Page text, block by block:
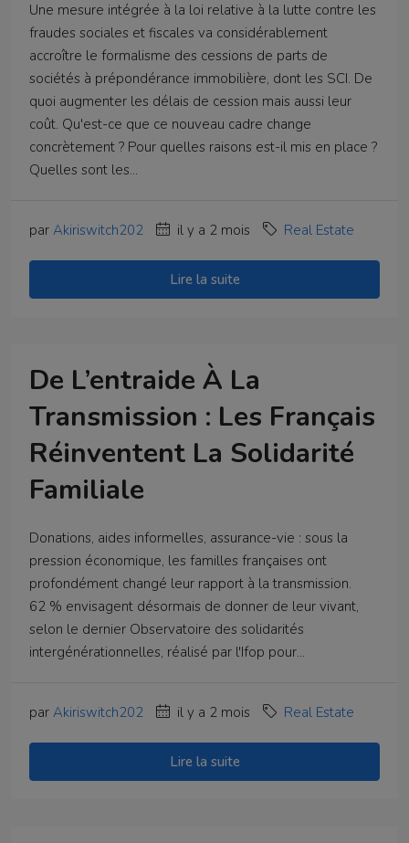
Une mesure intégrée à la loi relative à la lutte contre les
fraudes sociales et fiscales va considérablement
accroître le formalisme des cessions de parts de
sociétés à prépondérance immobilière, dont les SCI. De
quoi augmenter les délais de cession mais aussi leur
coût. Qu'est-ce que ce nouveau cadre change
concrètement ? Pour quelles raisons est-il mis en place ?
Quelles sont les...
par Akiriswitch202 il y a 2 mois Real Estate
Lire la suite
De L’entraide À La
Transmission : Les Français
Réinventent La Solidarité
Familiale
Donations, aides informelles, assurance-vie : sous la
pression économique, les familles françaises ont
profondément changé leur rapport à la transmission.
62 % envisagent désormais de donner de leur vivant,
selon le dernier Observatoire des solidarités
intergénérationnelles, réalisé par l'Ifop pour...
par Akiriswitch202 il y a 2 mois Real Estate
Lire la suite